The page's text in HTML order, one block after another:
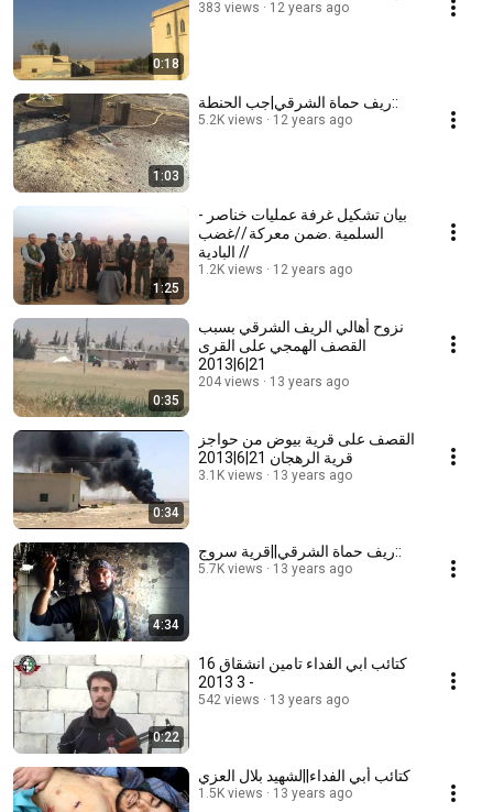
0:18
383 views 12 years ago
1:03
ريف حماة الشرقي|جب الحنطة::
5.2K views 12 years ago
1:25
بيان تشكيل غرفة عمليات خناصر -
السلمية .ضمن معركة //غضب
البادية //
1.2K views 12 years ago
0:35
نزوح أهالي الريف الشرقي بسبب
القصف الهمجي على القرى
21|6|2013
204 views 13 years ago
0:34
القصف على قرية بيوض من حواجز
قرية الرهجان 21|6|2013
3.1K views 13 years ago
4:34
ريف حماة الشرقي||قرية سروج::
5.7K views 13 years ago
0:22
كتائب ابي الفداء تامين انشقاق 16
3 2013 -
542 views 13 years ago
كتائب أبي الفداء||لشهيد بلال العزي
1.5K views 13 years ago